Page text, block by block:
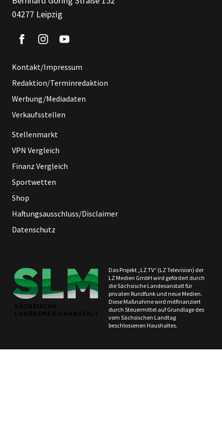
04277 Leipzig
Kontakt/Impressum
Redaktion/Terminredaktion
Werbung/Mediadaten
Verkaufsstellen
Stellenmarkt
VPN Vergleich
Finanz Vergleich
Sportwetten
Shop
Haftungsausschluss/Disclaimer
Datenschutz
Das Projekt „LZ TV“ (LZ Television) der
LZ Medien GmbH wird gefördert durch
die Sächsische Landesanstalt für
privaten Rundfunk und neue Medien.
Diese Maßnahme wird mitfinanziert
durch Steuermittel auf Grundlage des
vom Sächsischen Landtag
beschlossenen Haushaltes.